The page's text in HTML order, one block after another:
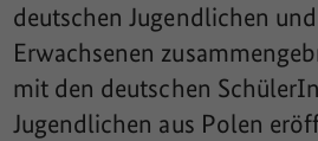
deutschen Jugendlichen
Erwachsenen
mit den deutschen
Jugendlichen aus Polen